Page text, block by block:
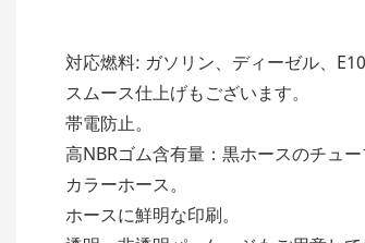
対応燃料: ガソリン、ディーゼル、E10
スムース仕上げもございます。
帯電防止。
高NBRゴム含有量：黒ホースのチュー
カラーホース。
ホースに鮮明な印刷。